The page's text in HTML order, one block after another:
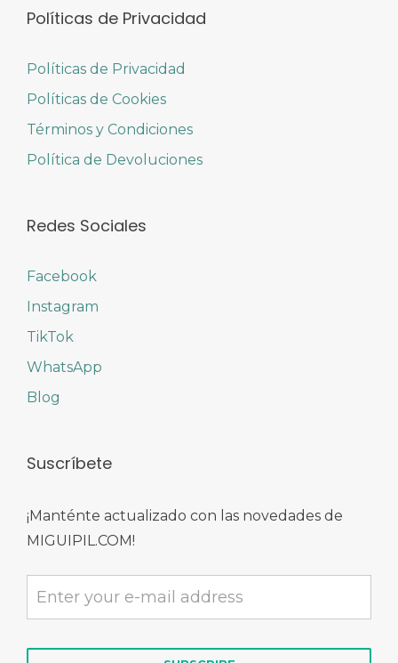
Políticas de Privacidad
Políticas de Privacidad
Políticas de Cookies
Términos y Condiciones
Política de Devoluciones
Redes Sociales
Facebook
Instagram
TikTok
WhatsApp
Blog
Suscríbete
¡Manténte actualizado con las novedades de
MIGUIPIL.COM!